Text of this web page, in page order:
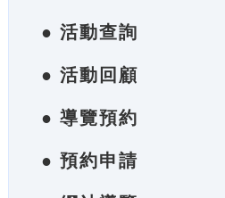
● 活動查詢
● 活動回顧
● 導覽預約
● 預約申請